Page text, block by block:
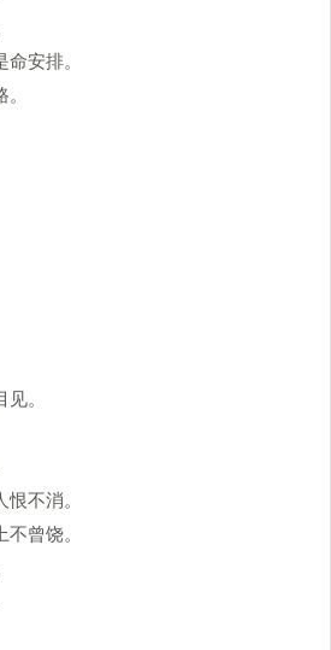
安排。
。
不消。
曾饶。